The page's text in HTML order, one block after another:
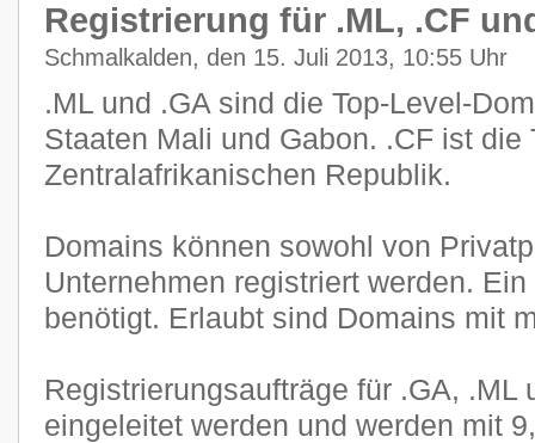
Registrierung für .ML, .CF
Schmalkalden, den 15. Juli 2013, 10:55 Uhr
.ML und .GA sind die Top-Level-
Staaten Mali und Gabon. .CF ist die
Zentralafrikanischen Republik.
Domains können sowohl von
Unternehmen registriert werden.
benötigt. Erlaubt sind Domains mit
Registrierungsaufträge für .GA, .ML
eingeleitet werden und werden mit